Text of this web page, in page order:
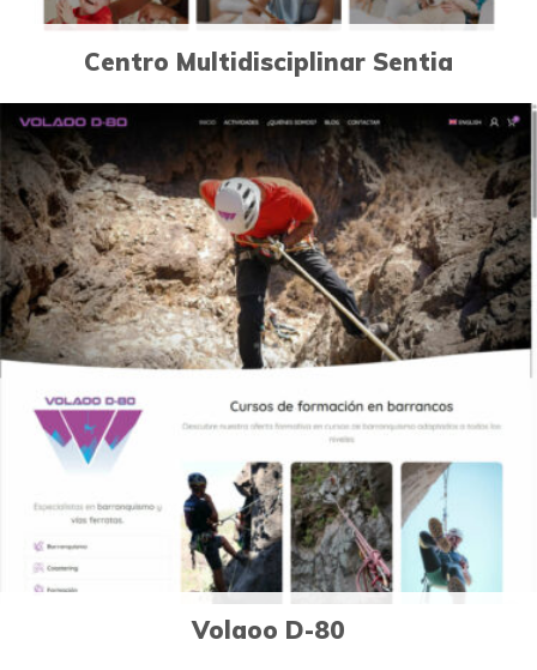
Centro Multidisciplinar Sentia
1
Páginas Web
Volaoo D-80